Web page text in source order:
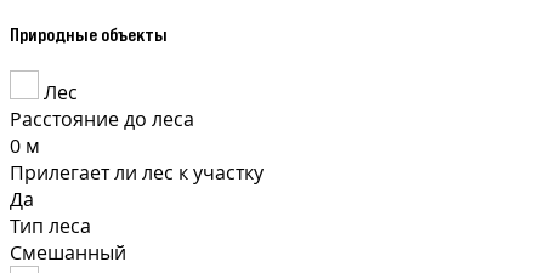
Природные объекты
Лес
Расстояние до леса
0 м
Прилегает ли лес к участку
Да
Тип леса
Смешанный